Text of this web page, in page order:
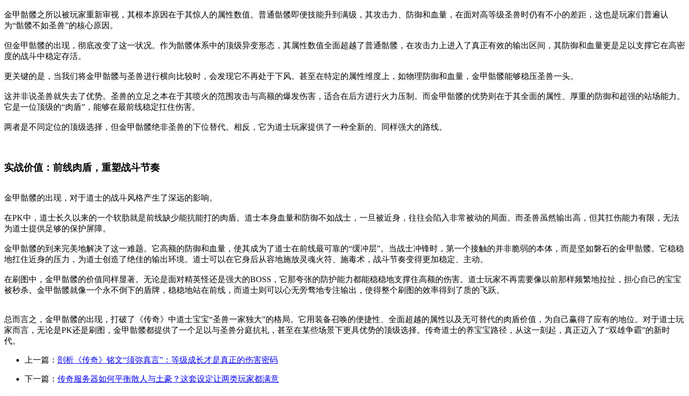
金甲骷髅之所以被玩家重新审视，其根本原因在于其惊人的属性数值。普通骷髅即便技能升到满级，其攻击力、防御和血量，在面对高等级圣兽时仍有不小的差距，这也是玩家们普遍认
为“骷髅不如圣兽”的核心原因。
但金甲骷髅的出现，彻底改变了这一状况。作为骷髅体系中的顶级异变形态，其属性数值全面超越了普通骷髅，在攻击力上进入了真正有效的输出区间，其防御和血量更是足以支撑它在高密
度的战斗中稳定存活。
更关键的是，当我们将金甲骷髅与圣兽进行横向比较时，会发现它不再处于下风。甚至在特定的属性维度上，如物理防御和血量，金甲骷髅能够稳压圣兽一头。
这并非说圣兽就失去了优势。圣兽的立足之本在于其喷火的范围攻击与高额的爆发伤害，适合在后方进行火力压制。而金甲骷髅的优势则在于其全面的属性、厚重的防御和超强的站场能力。
它是一位顶级的“肉盾”，能够在最前线稳定扛住伤害。
两者是不同定位的顶级选择，但金甲骷髅绝非圣兽的下位替代。相反，它为道士玩家提供了一种全新的、同样强大的路线。
实战价值：前线肉盾，重塑战斗节奏
金甲骷髅的出现，对于道士的战斗风格产生了深远的影响。
在PK中，道士长久以来的一个软肋就是前线缺少能抗能打的肉盾。道士本身血量和防御不如战士，一旦被近身，往往会陷入非常被动的局面。而圣兽虽然输出高，但其扛伤能力有限，无法
为道士提供足够的保护屏障。
金甲骷髅的到来完美地解决了这一难题。它高额的防御和血量，使其成为了道士在前线最可靠的“缓冲层”。当战士冲锋时，第一个接触的并非脆弱的本体，而是坚如磐石的金甲骷髅。它稳稳
地扛住近身的压力，为道士创造了绝佳的输出环境。道士可以在它身后从容地施放灵魂火符、施毒术，战斗节奏变得更加稳定、主动。
在刷图中，金甲骷髅的价值同样显著。无论是面对精英怪还是强大的BOSS，它那夸张的防护能力都能稳稳地支撑住高额的伤害。道士玩家不再需要像以前那样频繁地拉扯，担心自己的宝宝
被秒杀。金甲骷髅就像一个永不倒下的盾牌，稳稳地站在前线，而道士则可以心无旁骛地专注输出，使得整个刷图的效率得到了质的飞跃。
总而言之，金甲骷髅的出现，打破了《传奇》中道士宝宝“圣兽一家独大”的格局。它用装备召唤的便捷性、全面超越的属性以及无可替代的肉盾价值，为自己赢得了应有的地位。对于道士玩
家而言，无论是PK还是刷图，金甲骷髅都提供了一个足以与圣兽分庭抗礼，甚至在某些场景下更具优势的顶级选择。传奇道士的养宝宝路径，从这一刻起，真正迈入了“双雄争霸”的新时
代。
上一篇： 剖析《传奇》铭文“须弥真言”：等级成长才是真正的伤害密码
下一篇： 传奇服务器如何平衡散人与土豪？这套设定让两类玩家都满意